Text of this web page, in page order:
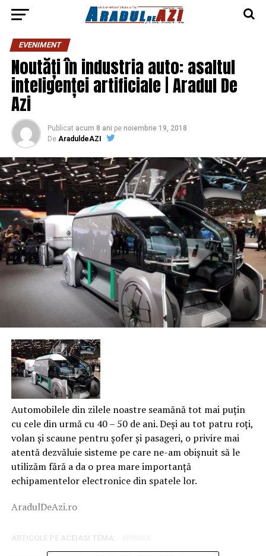
EVENIMENT
Noutăți în industria auto: asaltul
inteligenței artificiale | Aradul De
Azi
Publicat acum 8 ani pe noiembrie 19, 2018
De AraduldeAZI
Automobilele din zilele noastre seamănă tot mai puțin
cu cele din urmă cu 40 – 50 de ani. Deși au tot patru roți,
volan și scaune pentru șofer și pasageri, o privire mai
atentă dezvăluie sisteme pe care ne-am obișnuit să le
utilizăm fără a da o prea mare importanță
echipamentelor electronice din spatele lor.
AradulDeAzi.ro
ARTICOLE PE ACEIASI TEMA: